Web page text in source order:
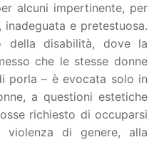
alcuni impertinente, per
e pretestuosa.
della disabilità, dove la
che le stesse donne
porla – è evocata solo in
a questioni estetiche
richiesto di occuparsi
di genere, alla